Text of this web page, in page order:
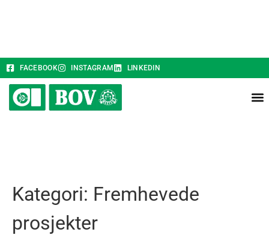
FACEBOOK INSTAGRAM LINKEDIN
Kategori: Fremhevede
prosjekter